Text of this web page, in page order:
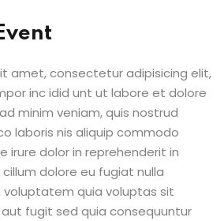
amet, consectetur adipisicing elit,
inc idid unt ut labore et dolore
minim veniam, quis nostrud
laboris nis aliquip commodo
irure dolor in reprehenderit in
dolore eu fugiat nulla
voluptatem quia voluptas sit
fugit sed quia consequuntur